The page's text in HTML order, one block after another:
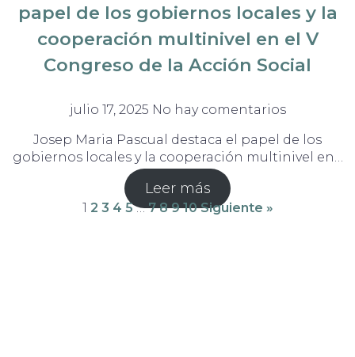
papel de los gobiernos locales y la
cooperación multinivel en el V
Congreso de la Acción Social
julio 17, 2025 No hay comentarios
Josep Maria Pascual destaca el papel de los
gobiernos locales y la cooperación multinivel en…
Leer más
1 2 3 4 5 … 7 8 9 10 Siguiente »